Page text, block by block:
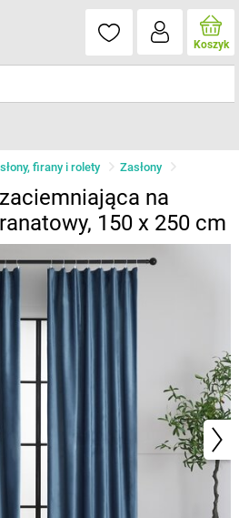
Koszyk
firany i rolety Zasłony
na
150 x 250 cm